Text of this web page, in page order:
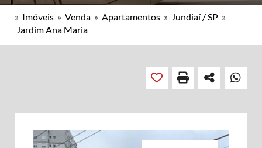
» Imóveis » Venda » Apartamentos » Jundiaí / SP »
Jardim Ana Maria